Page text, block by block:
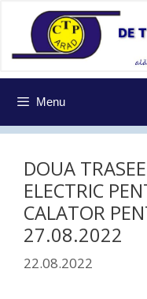
conținut
Menu
DOUA
ELECTRIC
CALATOR
27.08.2022
22.08.2022